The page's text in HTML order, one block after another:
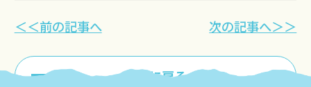
＜＜前の記事へ
一覧に戻る
次の記事へ＞＞